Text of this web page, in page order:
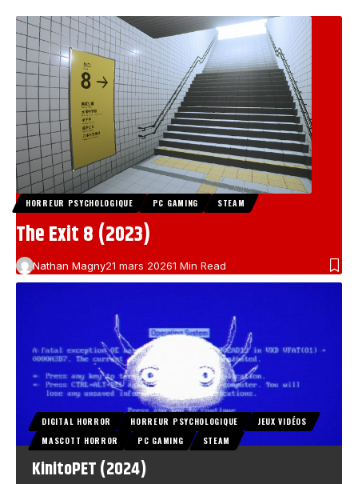
HORREUR PSYCHOLOGIQUE PC GAMING STEAM
The Exit 8 (2023)
Nathan Magny21 mars 20261 Min Read
DIGITAL HORROR HORREUR PSYCHOLOGIQUE
JEUX VIDÉOS
MASCOTT HORROR
PC GAMING STEAM
KinitoPET (2024)